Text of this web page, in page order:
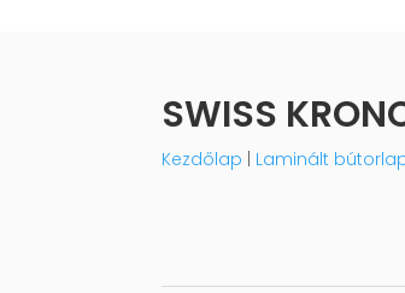
SWISS
Kezdőlap | Laminált